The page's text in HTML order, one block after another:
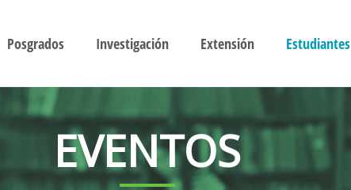
Posgrados Investigación Extensión Estudiantes
EVENTOS